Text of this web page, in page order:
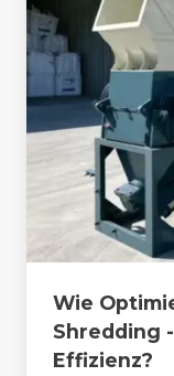
Wie
Shredding
Effizienz?